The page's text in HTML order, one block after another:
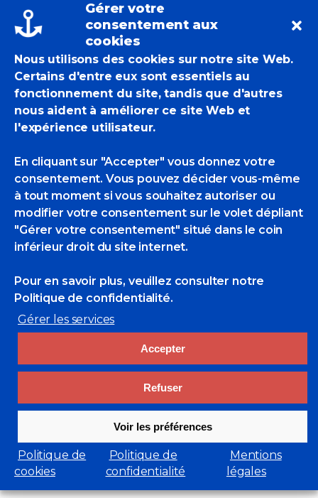
Gérer votre
consentement aux
cookies
Nous utilisons des cookies sur notre site Web.
Certains d'entre eux sont essentiels au
fonctionnement du site, tandis que d'autres
nous aident à améliorer ce site Web et
l'expérience utilisateur.
En cliquant sur "Accepter" vous donnez votre
consentement. Vous pouvez décider vous-même
à tout moment si vous souhaitez autoriser ou
modifier votre consentement sur le volet dépliant
"Gérer votre consentement" situé dans le coin
inférieur droit du site internet.
Pour en savoir plus, veuillez consulter notre
Politique de confidentialité.
Gérer les services
Accepter
Refuser
Voir les préférences
Politique de
cookies
Politique de
confidentialité
Mentions
légales
Previous
Expositions Collectives
Anne Smith
Bertrand De Miollis
0 Likes